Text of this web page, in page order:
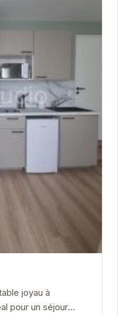
joyau à
pour un séjour